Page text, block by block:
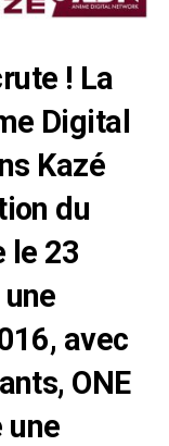
! La
Digital
Kazé
du
le 23
avec
ONE
une